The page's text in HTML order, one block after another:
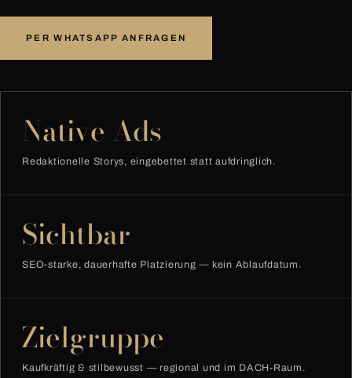
PER WHATSAPP ANFRAGEN
Native Ads
Redaktionelle Storys, eingebettet statt aufdringlich.
Sichtbar
SEO-starke, dauerhafte Platzierung — kein Ablaufdatum.
Zielgruppe
Kaufkräftig & stilbewusst — regional und im DACH-Raum.